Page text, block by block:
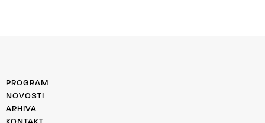
PROGRAM
NOVOSTI
ARHIVA